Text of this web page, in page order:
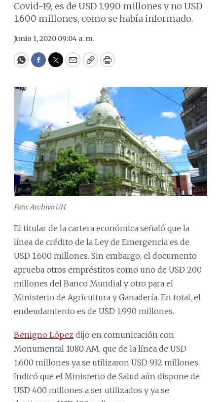
Covid-19, es de USD 1.990 millones y no USD
1.600 millones, como se había informado.
Junio 1, 2020 09:04 a. m.
WhatsApp
Facebook
Twitter
EmailCopyPrint
Foto: Archivo UH.
El titular de la cartera económica señaló que la
línea de crédito de la Ley de Emergencia es de
USD 1.600 millones. Sin embargo, el documento
aprueba otros empréstitos como uno de USD 200
millones del Banco Mundial y otro para el
Ministerio de Agricultura y Ganadería. En total, el
endeudamiento es de USD 1.990 millones.
Benigno López dijo en comunicación con
Monumental 1080 AM, que de la línea de USD
1.600 millones ya se utilizaron USD 932 millones.
Indicó que el Ministerio de Salud aún dispone de
USD 400 millones a ser utilizados y ya se